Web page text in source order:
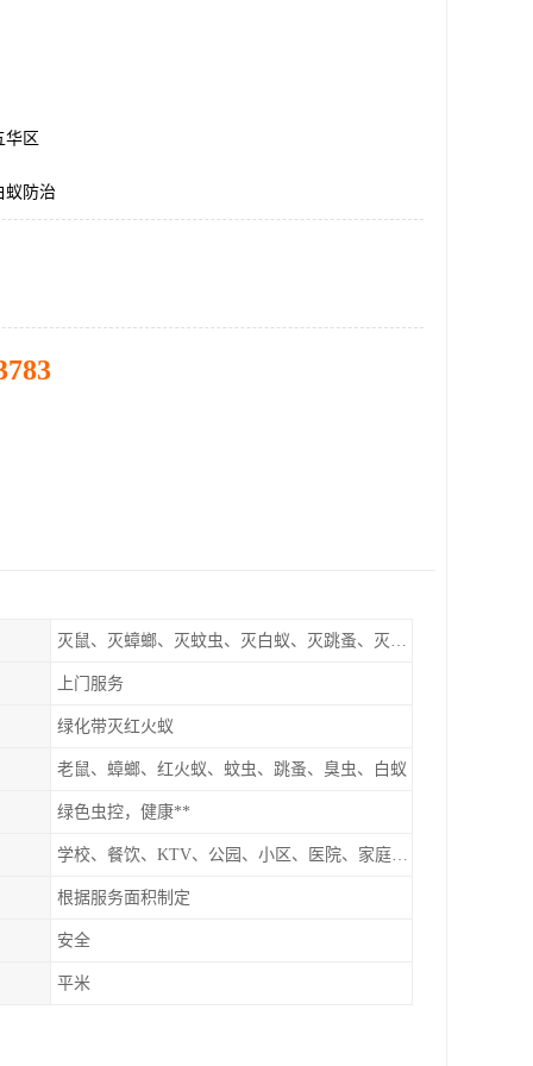
华区
蚁防治
灭鼠、灭蟑螂、灭蚊虫、灭白蚁、灭跳蚤、灭红火蚁
上门服务
绿化带灭红火蚁
老鼠、蟑螂、红火蚁、蚊虫、跳蚤、臭虫、白蚁
绿色虫控，健康**
学校、餐饮、KTV、公园、小区、医院、家庭、超市
根据服务面积制定
安全
平米